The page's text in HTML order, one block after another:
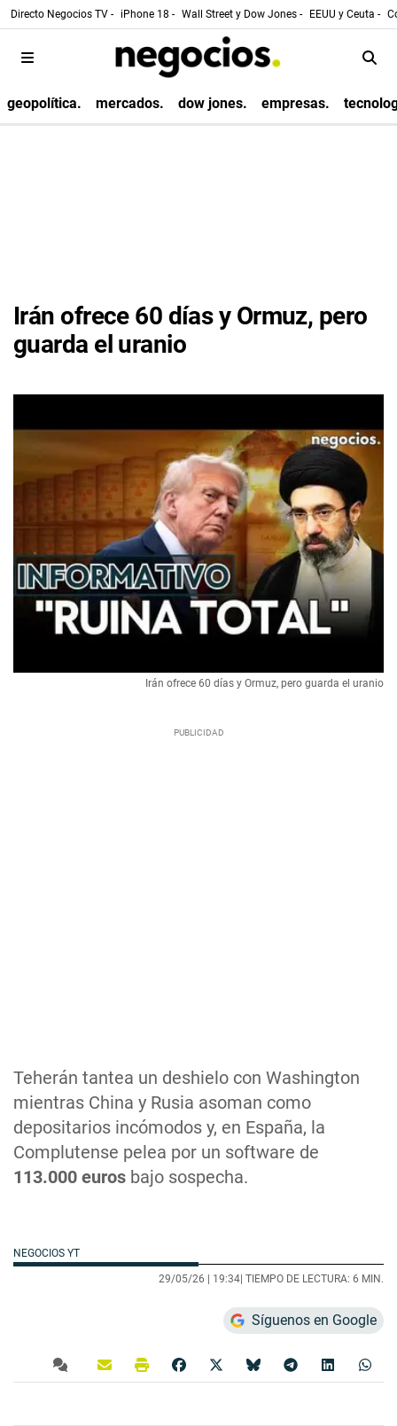
Directo Negocios TV - iPhone 18 - Wall Street y Dow Jones - EEUU y Ceuta -
geopolítica. mercados. dow jones. empresas.
Irán ofrece 60 días y Ormuz, pero
guarda el uranio
Teherán tantea un deshielo con Washington
mientras China y Rusia asoman como
depositarios incómodos y, en España, la
Complutense pelea por un software de
113.000 euros bajo sospecha.
Irán ofrece 60 días y Ormuz, pero guarda el uranio
NEGOCIOS YT
29/05/26 | 19:34| TIEMPO DE LECTURA: 6 MIN.
Síguenos en Google